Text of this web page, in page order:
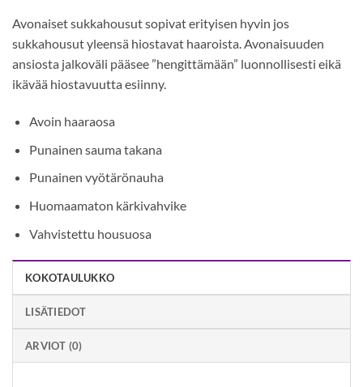
Avonaiset sukkahousut sopivat erityisen hyvin jos
sukkahousut yleensä hiostavat haaroista. Avonaisuuden
ansiosta jalkoväli pääsee ”hengittämään” luonnollisesti eikä
ikävää hiostavuutta esiinny.
Avoin haaraosa
Punainen sauma takana
Punainen vyötärönauha
Huomaamaton kärkivahvike
Vahvistettu housuosa
KOKOTAULUKKO
LISÄTIEDOT
ARVIOT (0)